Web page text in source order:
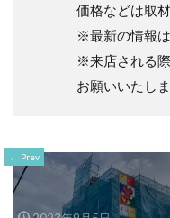
価格などは取
※最新の情報は
※来店される
お願いいたしま
Prev